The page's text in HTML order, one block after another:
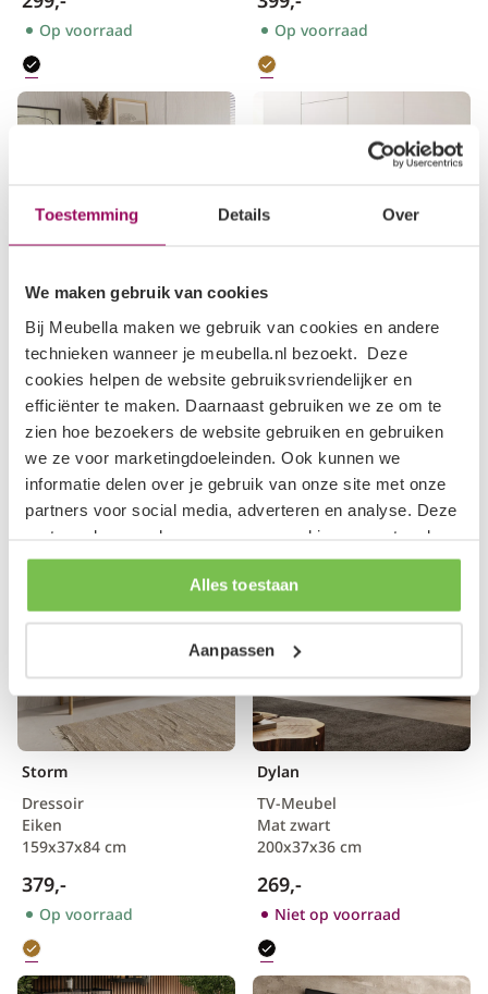
Toestemming Details Over
We maken gebruik van cookies
Bij Meubella maken we gebruik van cookies en andere
technieken wanneer je meubella.nl bezoekt. Deze
cookies helpen de website gebruiksvriendelijker en
efficiënter te maken. Daarnaast gebruiken we ze om te
zien hoe bezoekers de website gebruiken en gebruiken
we ze voor marketingdoeleinden. Ook kunnen we
informatie delen over je gebruik van onze site met onze
partners voor social media, adverteren en analyse. Deze
partners kunnen deze gegevens combineren met andere
informatie die je aan ze hebt verstrekt of die ze hebben
verzameld op basis van je gebruik van hun services.
Alles toestaan
Aanpassen
Op voorraad Op voorraad
Storm
Dressoir
Eiken
106x37x130 cm
299,-
279,-
Canberra
TV-Meubel
Eiken/antraciet
160 cm
219,- 199,-
Storm
Dressoir
Eiken
159x37x84 cm
379,-
Op voorraad
Dylan
TV-Meubel
Mat zwart
200x37x36 cm
269,-
Niet op voorraad